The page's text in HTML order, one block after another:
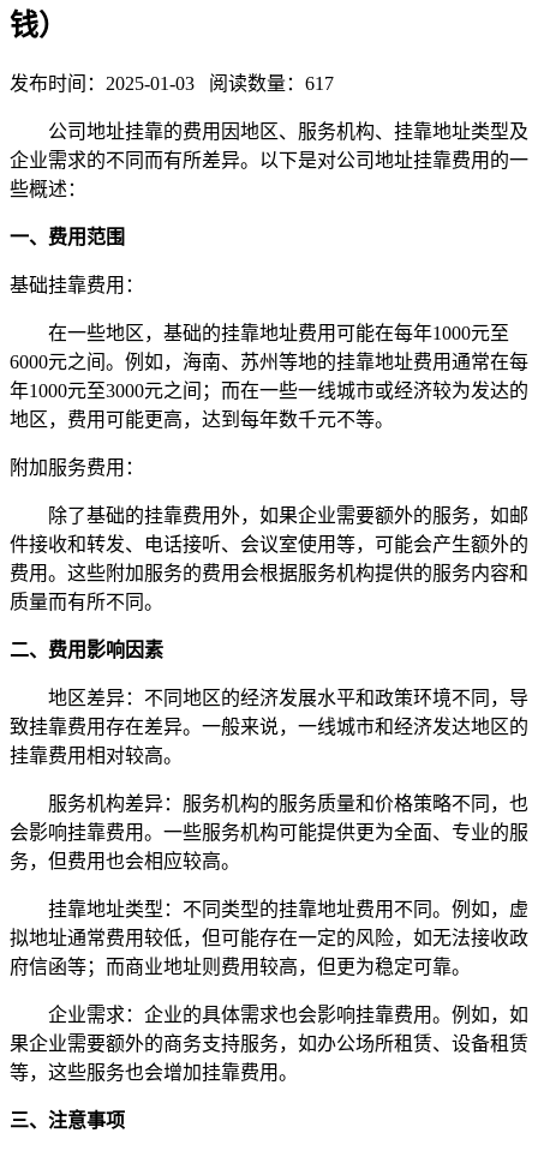
钱）
发布时间：2025-01-03 阅读数量：617
公司地址挂靠的费用因地区、服务机构、挂靠地址类型及
企业需求的不同而有所差异。以下是对公司地址挂靠费用的一
些概述：
一、费用范围
基础挂靠费用：
在一些地区，基础的挂靠地址费用可能在每年1000元至
6000元之间。例如，海南、苏州等地的挂靠地址费用通常在每
年1000元至3000元之间；而在一些一线城市或经济较为发达的
地区，费用可能更高，达到每年数千元不等。
附加服务费用：
除了基础的挂靠费用外，如果企业需要额外的服务，如邮
件接收和转发、电话接听、会议室使用等，可能会产生额外的
费用。这些附加服务的费用会根据服务机构提供的服务内容和
质量而有所不同。
二、费用影响因素
地区差异：不同地区的经济发展水平和政策环境不同，导
致挂靠费用存在差异。一般来说，一线城市和经济发达地区的
挂靠费用相对较高。
服务机构差异：服务机构的服务质量和价格策略不同，也
会影响挂靠费用。一些服务机构可能提供更为全面、专业的服
务，但费用也会相应较高。
挂靠地址类型：不同类型的挂靠地址费用不同。例如，虚
拟地址通常费用较低，但可能存在一定的风险，如无法接收政
府信函等；而商业地址则费用较高，但更为稳定可靠。
企业需求：企业的具体需求也会影响挂靠费用。例如，如
果企业需要额外的商务支持服务，如办公场所租赁、设备租赁
等，这些服务也会增加挂靠费用。
三、注意事项